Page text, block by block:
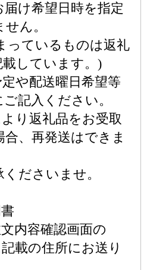
け希望日時を指定
ん。
っているものは返礼
しています。)
や配送曜日希望等
記入ください。
り返礼品をお受取
、再発送はできま
ださいませ。
内容確認画面の
載の住所にお送り